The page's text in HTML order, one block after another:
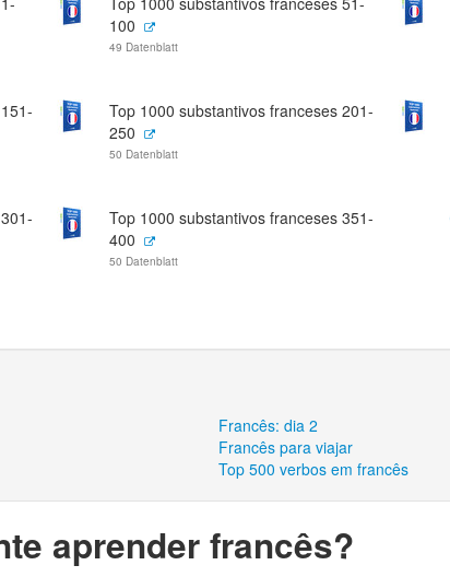
100
49 Datenblatt
Top 1000 substantivos franceses 201-
250
50 Datenblatt
Top 1000 substantivos franceses 351-
400
50 Datenblatt
Francês: dia 2
Francês para viajar
Top 500 verbos em francês
aprender francês?